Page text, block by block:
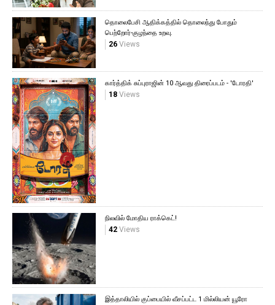
தொலைபேசி ஆதிக்கத்தில் தொலைந்து போதும்
பெற்றோர்-குழந்தை உறவு.
26Views
கார்த்திக் சுப்புராஜின் 10 ஆவது திரைப்படம் - 'டோரதி'
18Views
நிலவில் மோதிய ராக்கெட்!
42Views
இத்தாலியில் குப்பையில் வீசப்பட்ட 1 மில்லியன் யூரோ